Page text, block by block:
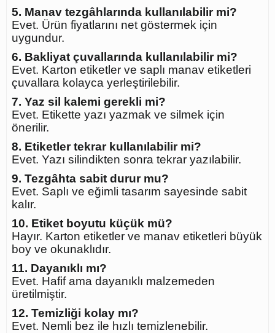
5. Manav tezgâhlarında kullanılabilir mi?
Evet. Ürün fiyatlarını net göstermek için
uygundur.
6. Bakliyat çuvallarında kullanılabilir mi?
Evet. Karton etiketler ve saplı manav etiketleri
çuvallara kolayca yerleştirilebilir.
7. Yaz sil kalemi gerekli mi?
Evet. Etikette yazı yazmak ve silmek için
önerilir.
8. Etiketler tekrar kullanılabilir mi?
Evet. Yazı silindikten sonra tekrar yazılabilir.
9. Tezgâhta sabit durur mu?
Evet. Saplı ve eğimli tasarım sayesinde sabit
kalır.
10. Etiket boyutu küçük mü?
Hayır. Karton etiketler ve manav etiketleri büyük
boy ve okunaklıdır.
11. Dayanıklı mı?
Evet. Hafif ama dayanıklı malzemeden
üretilmiştir.
12. Temizliği kolay mı?
Evet. Nemli bez ile hızlı temizlenebilir.